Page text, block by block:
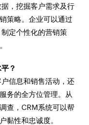
，挖掘客户需求及行
策略。企业可以通过
定个性化的营销策
？
信息和销售活动，还
务的全方位管理。从
查，CRM系统可以帮
黏性和忠诚度。